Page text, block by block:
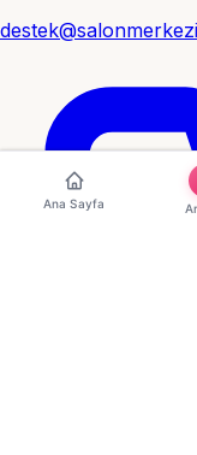
Ana Sayfa